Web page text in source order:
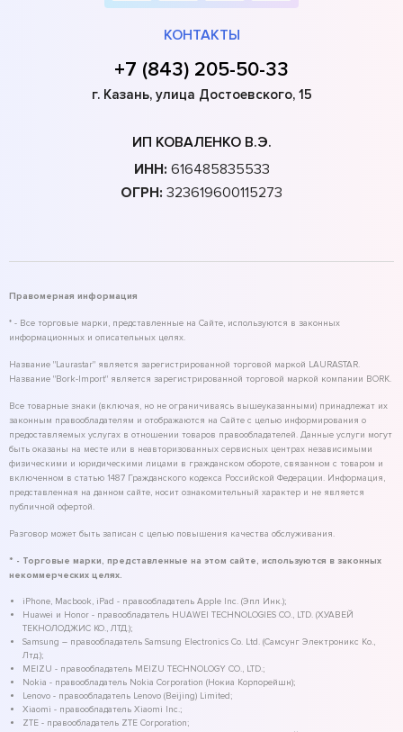
КОНТАКТЫ
+7 (843) 205-50-33
г. Казань, улица Достоевского, 15
ИП КОВАЛЕНКО В.Э.
ИНН: 616485835533
ОГРН: 323619600115273
Правомерная информация
* - Все торговые марки, представленные на Сайте, используются в законных
информационных и описательных целях.
Название "Laurastar" является зарегистрированной торговой маркой LAURASTAR.
Название "Bork-Import" является зарегистрированной торговой маркой компании BORK.
Все товарные знаки (включая, но не ограничиваясь вышеуказанными) принадлежат их
законным правообладателям и отображаются на Сайте с целью информирования о
предоставляемых услугах в отношении товаров правообладателей. Данные услуги могут
быть оказаны на месте или в неавторизованных сервисных центрах независимыми
физическими и юридическими лицами в гражданском обороте, связанном с товаром и
включенном в статью 1487 Гражданского кодекса Российской Федерации. Информация,
представленная на данном сайте, носит ознакомительный характер и не является
публичной офертой.
Разговор может быть записан с целью повышения качества обслуживания.
* - Торговые марки, представленные на этом сайте, используются в законных
некоммерческих целях.
iPhone, Macbook, iPad - правообладатель Apple Inc. (Эпл Инк.);
Huawei и Honor - правообладатель HUAWEI TECHNOLOGIES CO., LTD. (ХУАВЕЙ
ТЕКНОЛОДЖИС КО., ЛТД.);
Samsung – правообладатель Samsung Electronics Co. Ltd. (Самсунг Электроникс Ко.,
Лтд.);
MEIZU - правообладатель MEIZU TECHNOLOGY CO., LTD.;
Nokia - правообладатель Nokia Corporation (Нокиа Корпорейшн);
Lenovo - правообладатель Lenovo (Beijing) Limited;
Xiaomi - правообладатель Xiaomi Inc.;
ZTE - правообладатель ZTE Corporation;